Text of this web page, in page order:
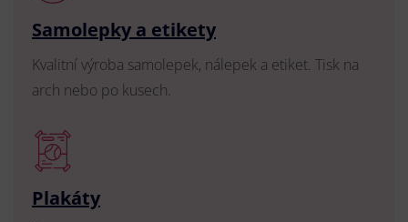
Samolepky a etikety
Kvalitní výroba samolepek, nálepek a etiket. Tisk na
arch nebo po kusech.
Plakáty